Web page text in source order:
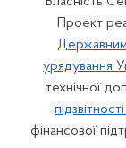
Проект
Державним
урядування
технічної
фінансової